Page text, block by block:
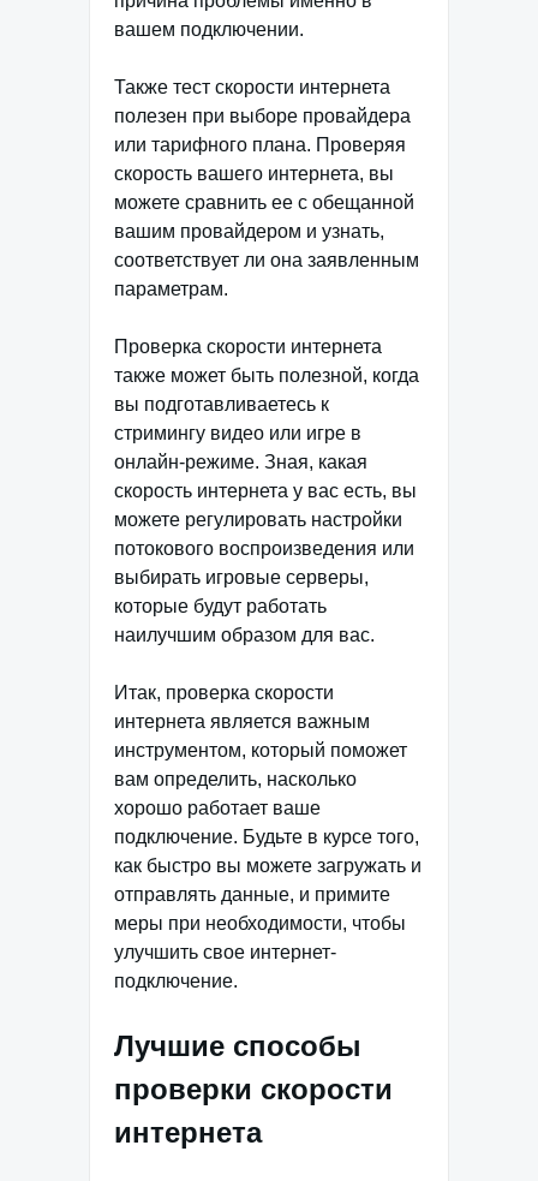
вашем подключении.
Также тест скорости интернета
полезен при выборе провайдера
или тарифного плана. Проверяя
скорость вашего интернета, вы
можете сравнить ее с обещанной
вашим провайдером и узнать,
соответствует ли она заявленным
параметрам.
Проверка скорости интернета
также может быть полезной, когда
вы подготавливаетесь к
стримингу видео или игре в
онлайн-режиме. Зная, какая
скорость интернета у вас есть, вы
можете регулировать настройки
потокового воспроизведения или
выбирать игровые серверы,
которые будут работать
наилучшим образом для вас.
Итак, проверка скорости
интернета является важным
инструментом, который поможет
вам определить, насколько
хорошо работает ваше
подключение. Будьте в курсе того,
как быстро вы можете загружать и
отправлять данные, и примите
меры при необходимости, чтобы
улучшить свое интернет-
подключение.
Лучшие способы
проверки скорости
интернета